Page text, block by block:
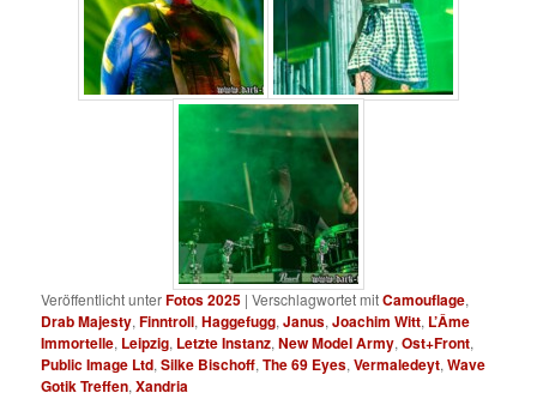
Veröffentlicht unterFotos 2025 |Verschlagwortet mitCamouflage,
Drab Majesty,Finntroll,Haggefugg,Janus,Joachim Witt, L’Âme
Immortelle, Leipzig, Letzte Instanz,New Model Army,Ost+Front,
Public Image Ltd,Silke Bischoff,The 69 Eyes,Vermaledeyt,Wave
Gotik Treffen,Xandria